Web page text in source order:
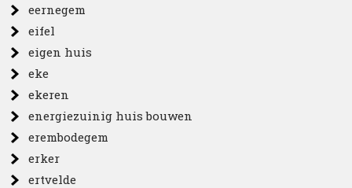
eernegem
eifel
eigen huis
eke
ekeren
energiezuinig huis bouwen
erembodegem
erker
ertvelde